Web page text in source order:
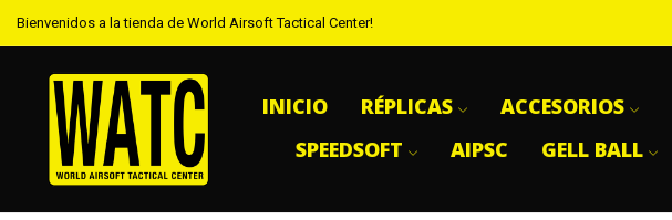
Bienvenidos a la tienda de World Airsoft Tactical Center!
INICIO RÉPLICAS ACCESORIOS
SPEEDSOFT
AIPSC GELL BALL